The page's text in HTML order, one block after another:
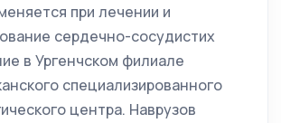
при лечении и
сердечно-сосудистих
в Ургенчском филиале
специализированного
центра. Наврузов